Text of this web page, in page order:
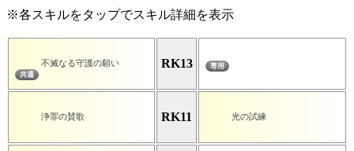
※各スキルをタップでスキル詳細を表示
共通
不滅なる守護の願い RK13 専用
浄罪の賛歌 RK11 光の試練